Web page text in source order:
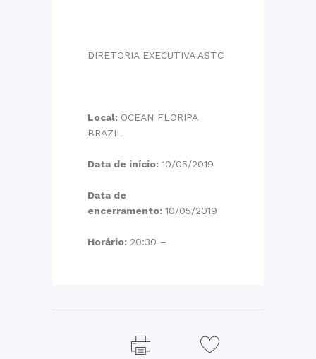
DIRETORIA EXECUTIVA ASTC
Local: OCEAN FLORIPA
BRAZIL
Data de início: 10/05/2019
Data de
encerramento: 10/05/2019
Horário: 20:30 –